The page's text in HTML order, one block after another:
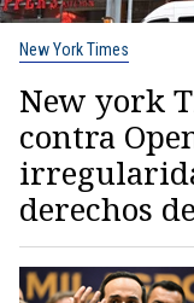
New York Times
New york
contra
derechos